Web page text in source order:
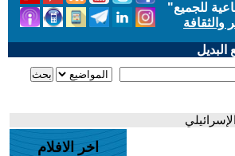
للجميع"
والثقافة
اخر الافلام